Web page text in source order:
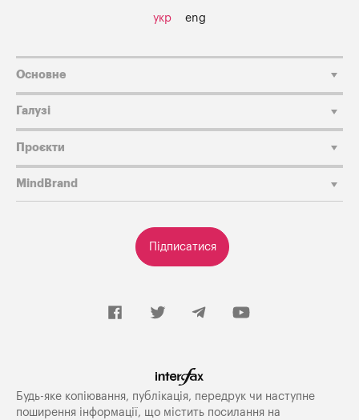
укр eng
Підписатися
Основне
Галузі
Проєкти
MindBrand
Будь-яке копiювання, публiкацiя, передрук чи наступне
поширення iнформацiї, що мiстить посилання на